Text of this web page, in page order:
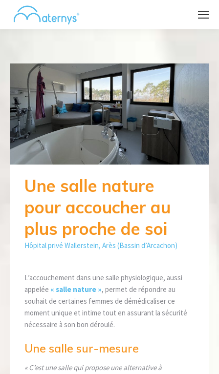
Une salle nature
pour accoucher au
plus proche de soi
Hôpital privé Wallerstein, Arès (Bassin d’Arcachon)
L’accouchement dans une salle physiologique, aussi
appelée « salle nature », permet de répondre au
souhait de certaines femmes de démédicaliser ce
moment unique et intime tout en assurant la sécurité
nécessaire à son bon déroulé.
Une salle sur-mesure
« C’est une salle qui propose une alternative à